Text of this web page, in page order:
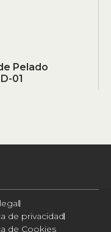
Pelado
01
de privacidad
de Cookies